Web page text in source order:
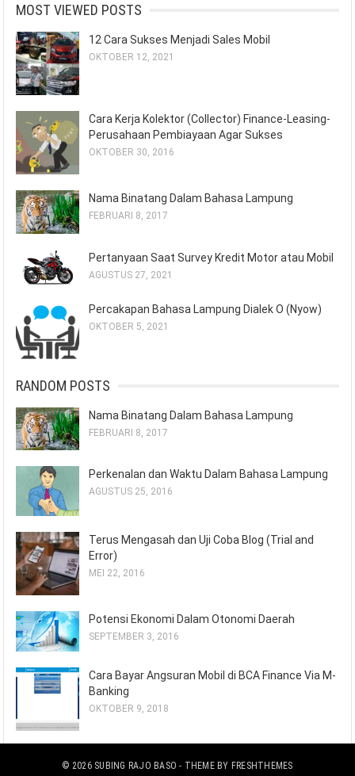
MOST VIEWED POSTS
12 Cara Sukses Menjadi Sales Mobil
OKTOBER 12, 2021
Cara Kerja Kolektor (Collector) Finance-Leasing-
Perusahaan Pembiayaan Agar Sukses
OKTOBER 30, 2016
Nama Binatang Dalam Bahasa Lampung
FEBRUARI 8, 2017
Pertanyaan Saat Survey Kredit Motor atau Mobil
AGUSTUS 27, 2021
Percakapan Bahasa Lampung Dialek O (Nyow)
OKTOBER 5, 2021
RANDOM POSTS
Nama Binatang Dalam Bahasa Lampung
FEBRUARI 8, 2017
Perkenalan dan Waktu Dalam Bahasa Lampung
AGUSTUS 25, 2016
Terus Mengasah dan Uji Coba Blog (Trial and
Error)
MEI 22, 2016
Potensi Ekonomi Dalam Otonomi Daerah
SEPTEMBER 3, 2016
Cara Bayar Angsuran Mobil di BCA Finance Via M-
Banking
OKTOBER 9, 2018
© 2026 SUBING RAJO BASO - THEME BY FRESHTHEMES